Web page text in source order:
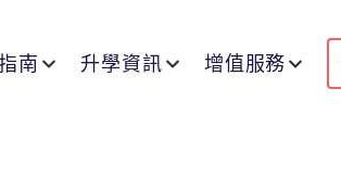
南 升學資訊 增值服務